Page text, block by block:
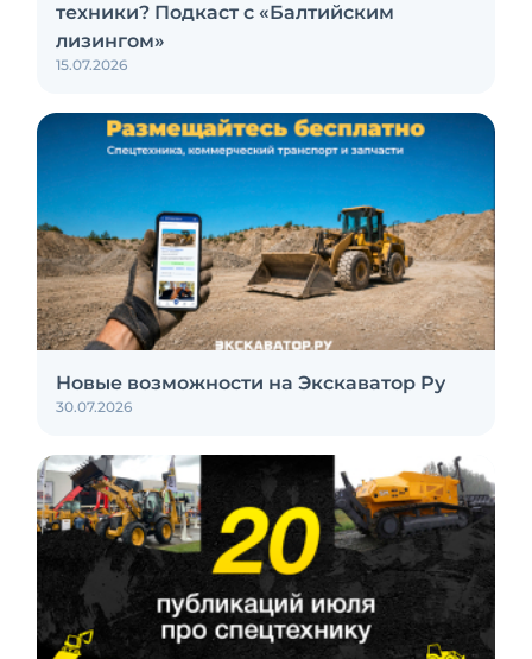
техники? Подкаст с «Балтийским
лизингом»
15.07.2026
Новые возможности на Экскаватор Ру
30.07.2026